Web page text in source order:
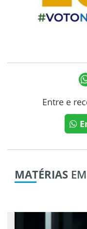
Entre e
MATÉRIAS